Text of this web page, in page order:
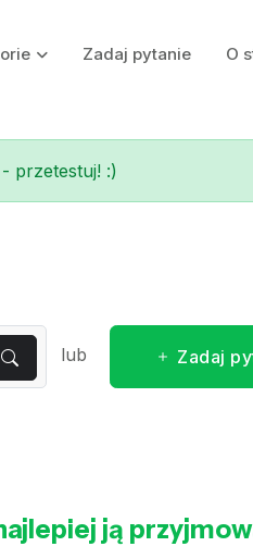
Zadaj pytanie O
przetestuj! :)
lub Zadaj
ją